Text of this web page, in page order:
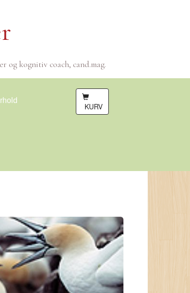
kognitiv coach, cand.mag.
KURV